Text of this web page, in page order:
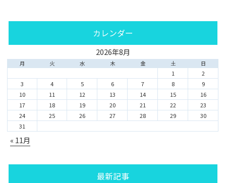
カレンダー
2026年8月
月 火 水 木 金 土 日
1
2
3
4 5 6 7 8
9
10
11 12 13 14 15
16
17
18 19 20 21 22
23
24
25 26 27 28 29
30
31
« 11月
最新記事